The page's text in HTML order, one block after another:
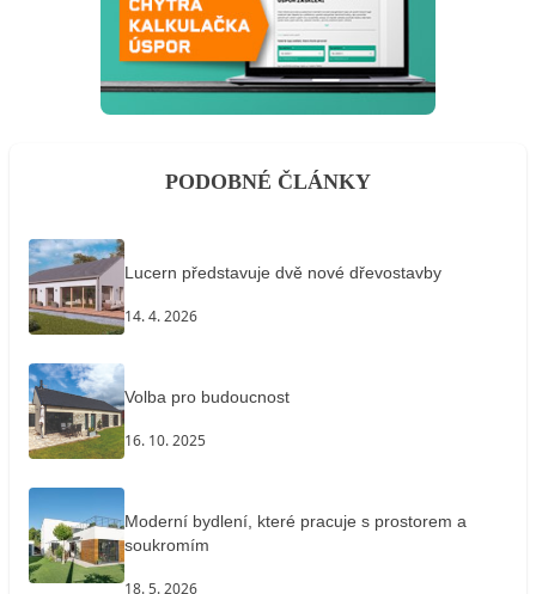
PODOBNÉ ČLÁNKY
Lucern představuje dvě nové dřevostavby
14. 4. 2026
Volba pro budoucnost
16. 10. 2025
Moderní bydlení, které pracuje s prostorem a
soukromím
18. 5. 2026